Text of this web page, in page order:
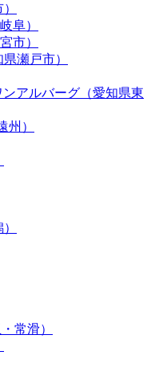
阜）
市）
瀬戸市）
アルバーグ（愛知県東
州）
常滑）